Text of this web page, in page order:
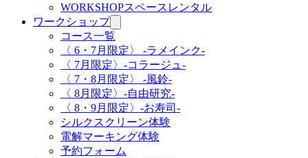
WORKSHOPスペースレンタル
ワークショップ
コース一覧
〈 6・7月限定〉 -ラメインク-
〈 7月限定〉-コラージュ-
〈 7・8月限定〉 -風鈴-
〈 8月限定〉-自由研究-
〈 8・9月限定〉‐お寿司‐
シルクスクリーン体験
電解マーキング体験
予約フォーム